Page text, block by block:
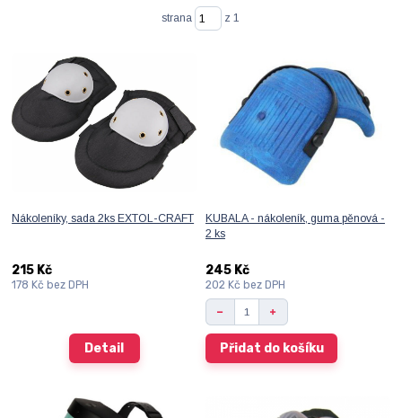
strana z 1
Nákoleníky, sada 2ks EXTOL-CRAFT
215 Kč
178 Kč bez DPH
Detail
KUBALA - nákoleník, guma pěnová -
2 ks
245 Kč
202 Kč bez DPH
Přidat do košíku